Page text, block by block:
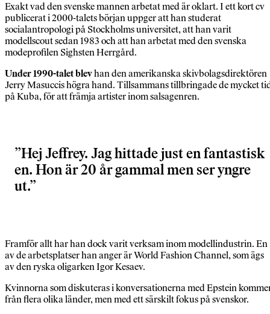
Exakt vad den svenske mannen arbetat med är oklart. I ett kort cv
publicerat i 2000-talets början uppger att han studerat
socialantropologi på Stockholms universitet, att han varit
modellscout sedan 1983 och att han arbetat med den svenska
modeprofilen Sighsten Herrgård.
Under 1990-talet blevhan den amerikanska skivbolagsdirektören
Jerry Masuccis högra hand. Tillsammans tillbringade de mycket
på Kuba, för att främja artister inom salsagenren.
Hej Jeffrey. Jag hittade just en fantastisk
en. Hon är 20 år gammal men ser yngre
ut.
Framför allt har han dock varit verksam inom modellindustrin. En
av de arbetsplatser han anger är World Fashion Channel, som ägs
av den ryska oligarken Igor Kesaev.
Kvinnorna som diskuteras i konversationerna med Epstein
från flera olika länder, men med ett särskilt fokus på svenskor.